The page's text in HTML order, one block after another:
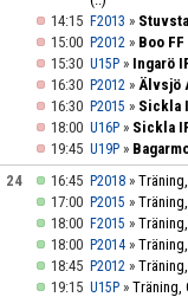
14:15 F2013 »
15:00 P2012 » Boo
15:30 U15P » Ingarö
16:30 P2012 » Älvsjö
16:30 P2015 » Sickla
18:00 U16P » Sickla
19:45 U19P »
24 16:45 P2018 »
17:00 P2015 »
18:00 F2015 »
18:00 P2014 »
18:45 P2012 »
19:15 U15P » Träning,